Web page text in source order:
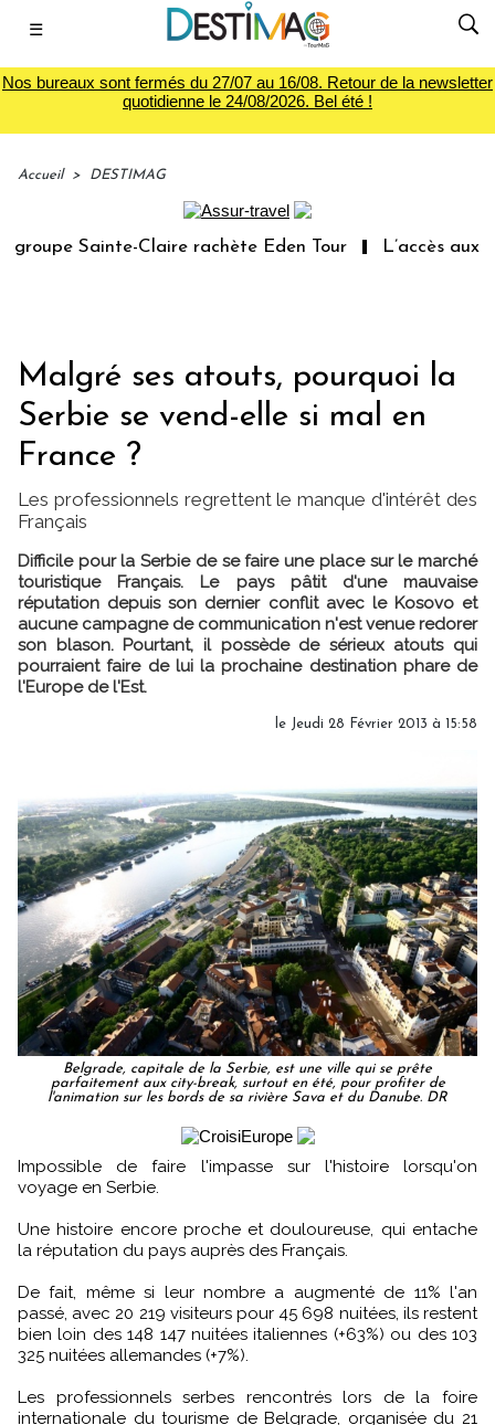
☰
Nos bureaux sont fermés du 27/07 au 16/08. Retour de la newsletter
quotidienne le 24/08/2026. Bel été !
Accueil > DESTIMAG
Sainte-Claire rachète Eden Tour L’accès aux
Malgré ses atouts, pourquoi la
Serbie se vend-elle si mal en
France ?
Les professionnels regrettent le manque d'intérêt des
Français
Difficile pour la Serbie de se faire une place sur le marché
touristique Français. Le pays pâtit d'une mauvaise
réputation depuis son dernier conflit avec le Kosovo et
aucune campagne de communication n'est venue redorer
son blason. Pourtant, il possède de sérieux atouts qui
pourraient faire de lui la prochaine destination phare de
l'Europe de l'Est.
le Jeudi 28 Février 2013 à 15:58
Belgrade, capitale de la Serbie, est une ville qui se prête
parfaitement aux city-break, surtout en été, pour profiter de
l'animation sur les bords de sa rivière Sava et du Danube. DR
Impossible de faire l'impasse sur l'histoire lorsqu'on
voyage en Serbie.
Une histoire encore proche et douloureuse, qui entache
la réputation du pays auprès des Français.
De fait, même si leur nombre a augmenté de 11% l'an
passé, avec 20 219 visiteurs pour 45 698 nuitées, ils restent
bien loin des 148 147 nuitées italiennes (+63%) ou des 103
325 nuitées allemandes (+7%).
Les professionnels serbes rencontrés lors de la foire
internationale du tourisme de Belgrade, organisée du 21